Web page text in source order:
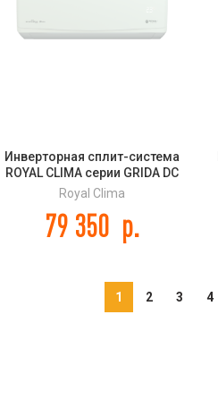
Инверторная сплит-система
ROYAL CLIMA серии GRIDA DC
EU INVERTER RCI-GR65HN
Royal Clima
79 350 р.
1 2 3 4